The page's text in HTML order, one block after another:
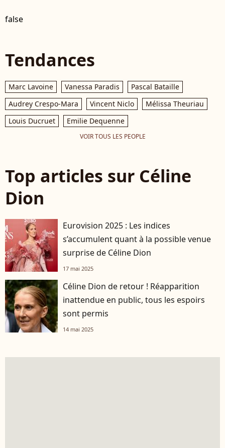
false
Tendances
Marc Lavoine Vanessa Paradis
Pascal Bataille
Audrey Crespo-Mara
Vincent Niclo
Mélissa Theuriau
Louis Ducruet
Emilie Dequenne
VOIR TOUS LES PEOPLE
Top articles sur Céline
Dion
Eurovision 2025 : Les indices
s’accumulent quant à la possible venue
surprise de Céline Dion
17 mai 2025
Céline Dion de retour ! Réapparition
inattendue en public, tous les espoirs
sont permis
14 mai 2025